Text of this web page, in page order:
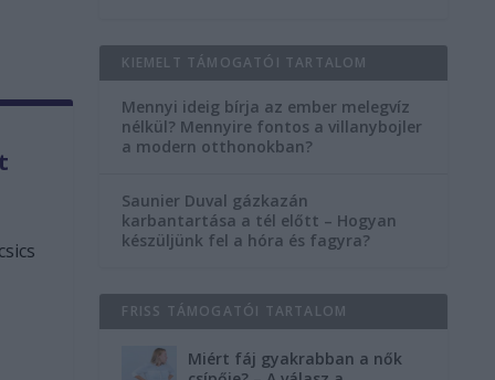
KIEMELT TÁMOGATÓI TARTALOM
Mennyi ideig bírja az ember melegvíz
nélkül? Mennyire fontos a villanybojler
a modern otthonokban?
Saunier Duval gázkazán
karbantartása a tél előtt – Hogyan
készüljünk fel a hóra és fagyra?
FRISS TÁMOGATÓI TARTALOM
Miért fáj gyakrabban a nők